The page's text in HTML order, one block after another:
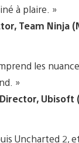
à plaire. »
Team Ninja
les
»
Ubisoft
Uncharted 2,